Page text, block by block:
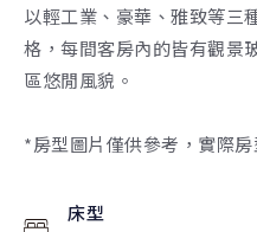
以輕工業、豪華、雅致等三
格，每間客房內的皆有觀景
區悠閒風貌。
*房型圖片僅供參考，實際
床型